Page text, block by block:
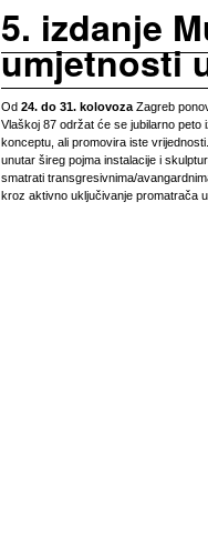
5. izdanje
umjetnosti
Od 24. do 31. kolovoza Zagreb
Vlaškoj 87 održat će se jubilarno peto
konceptu, ali promovira iste
unutar šireg pojma instalacije i
smatrati transgresivnima/
kroz aktivno uključivanje promatrača